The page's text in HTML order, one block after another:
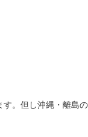
す。但し沖縄・離島の